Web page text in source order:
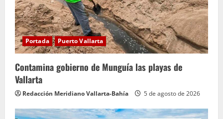
n
d
o Portada Puerto Vallarta
Contamina gobierno de Munguía las playas de
Vallarta
Redacción Meridiano Vallarta-Bahía 5 de agosto de 2026